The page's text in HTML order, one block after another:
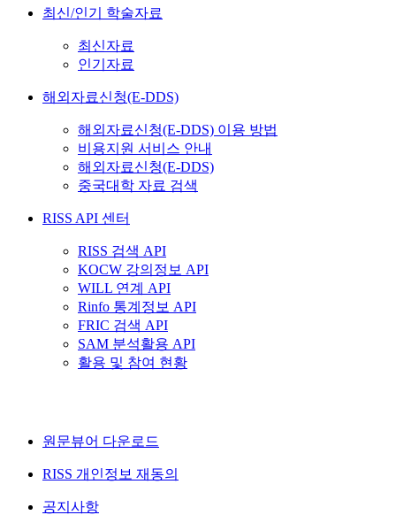
최신/인기 학술자료
최신자료
인기자료
해외자료신청(E-DDS)
해외자료신청(E-DDS) 이용 방법
비용지원 서비스 안내
해외자료신청(E-DDS)
중국대학 자료 검색
RISS API 센터
RISS 검색 API
KOCW 강의정보 API
WILL 연계 API
Rinfo 통계정보 API
FRIC 검색 API
SAM 분석활용 API
활용 및 참여 현황
원문뷰어 다운로드
RISS 개인정보 재동의
공지사항